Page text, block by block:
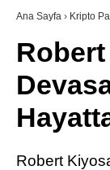
SÖZLÜK
Ana Sayfa › Kripto
Robert